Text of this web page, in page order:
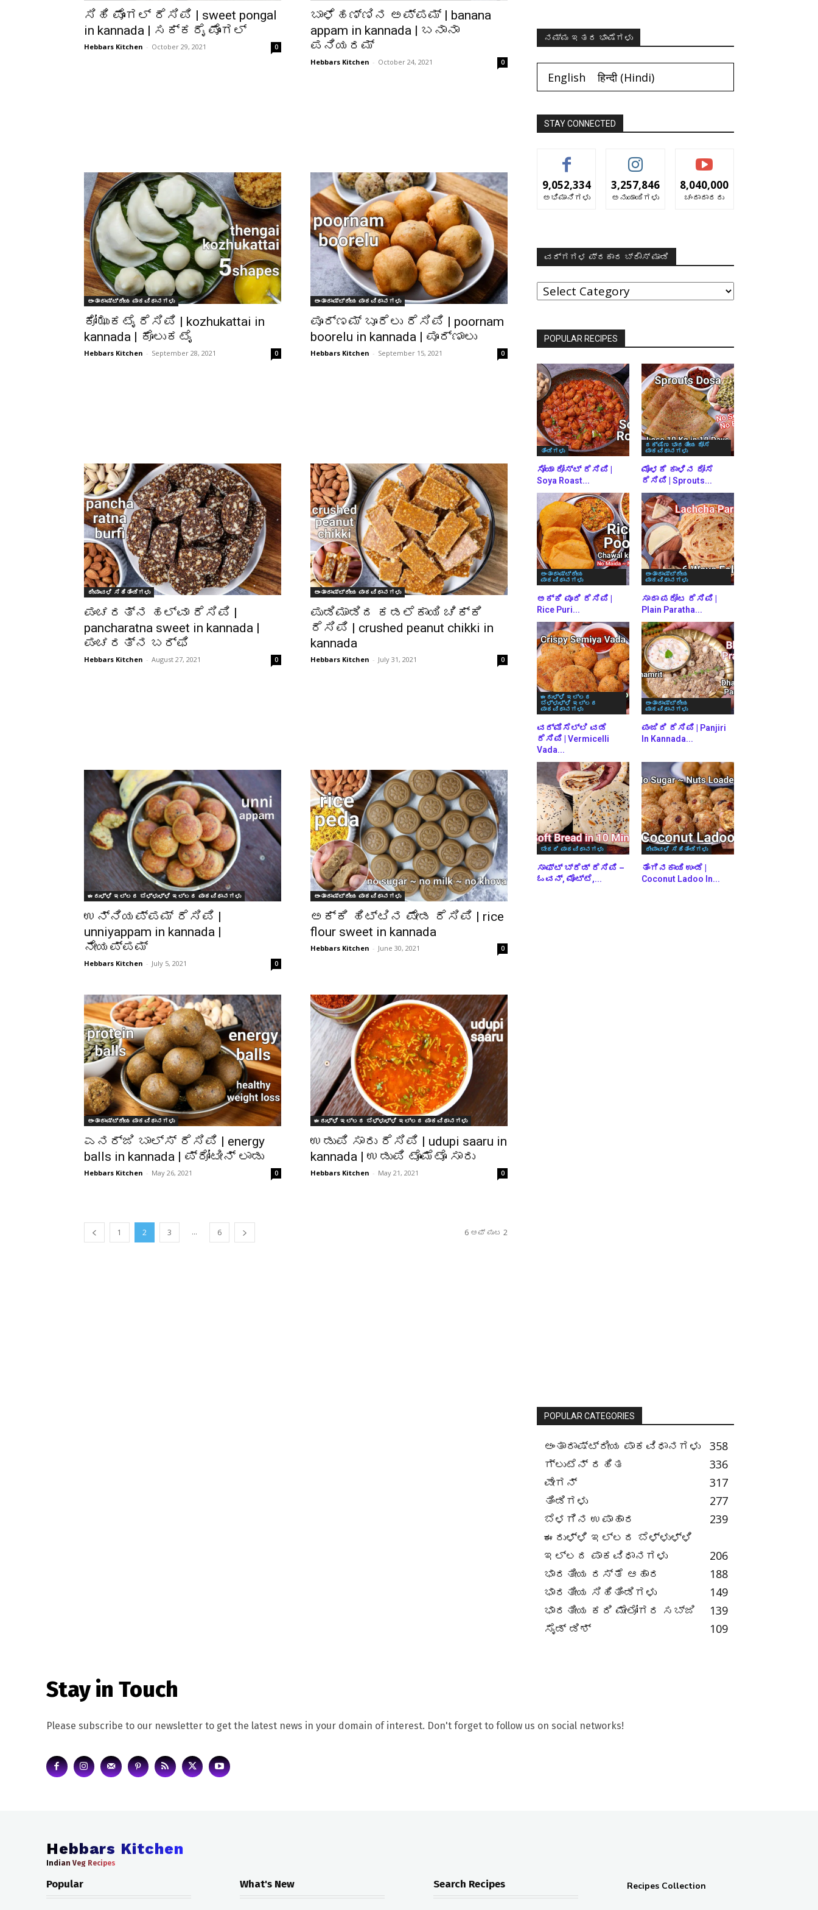
ಸಿಹಿ ಪೊಂಗಲ್ ರೆಸಿಪಿ | sweet pongal
in kannada | ಸಕ್ಕರೈ ಪೊಂಗಲ್
Hebbars Kitchen - October 29, 2021 0
ಬಾಳೆಹಣ್ಣಿನ ಅಪ್ಪಮ್ | banana
appam in kannada | ಬನಾನಾ
ಪನಿಯರಮ್
Hebbars Kitchen - October 24, 2021 0
ಅಂತಾರಾಷ್ಟ್ರೀಯ ಪಾಕವಿಧಾನಗಳು
ಕೋಝುಕಟೈ ರೆಸಿಪಿ | kozhukattai in
kannada | ಕೊಲುಕಟೈ
Hebbars Kitchen - September 28, 2021 0
ಅಂತಾರಾಷ್ಟ್ರೀಯ ಪಾಕವಿಧಾನಗಳು
ಪೂರ್ಣಮ್ ಬೂರೆಲು ರೆಸಿಪಿ | poornam
boorelu in kannada | ಪೂರ್ಣಾಲು
Hebbars Kitchen - September 15, 2021 0
ದೀಪಾವಳಿ ಸಿಹಿತಿಂಡಿಗಳು
ಪಂಚರತ್ನ ಹಲ್ವಾ ರೆಸಿಪಿ |
pancharatna sweet in kannada |
ಪಂಚರತ್ನ ಬರ್ಫಿ
Hebbars Kitchen - August 27, 2021 0
ಅಂತಾರಾಷ್ಟ್ರೀಯ ಪಾಕವಿಧಾನಗಳು
ಪುಡಿಮಾಡಿದ ಕಡಲೆಕಾಯಿ ಚಿಕ್ಕಿ
ರೆಸಿಪಿ | crushed peanut chikki in
kannada
Hebbars Kitchen - July 31, 2021 0
ಈರುಳ್ಳಿ ಇಲ್ಲದ ಬೆಳ್ಳುಳ್ಳಿ ಇಲ್ಲದ ಪಾಕವಿಧಾನಗಳು
ಉನ್ನಿಯಪ್ಪಮ್ ರೆಸಿಪಿ |
unniyappam in kannada |
ನೇಯಪ್ಪಮ್
Hebbars Kitchen - July 5, 2021 0
ಅಂತಾರಾಷ್ಟ್ರೀಯ ಪಾಕವಿಧಾನಗಳು
ಅಕ್ಕಿ ಹಿಟ್ಟಿನ ಪೇಡ ರೆಸಿಪಿ | rice
flour sweet in kannada
Hebbars Kitchen - June 30, 2021 0
ಅಂತಾರಾಷ್ಟ್ರೀಯ ಪಾಕವಿಧಾನಗಳು
ಎನರ್ಜಿ ಬಾಲ್ಸ್ ರೆಸಿಪಿ | energy
balls in kannada | ಪ್ರೋಟೀನ್ ಲಾಡು
Hebbars Kitchen - May 26, 2021 0
ಈರುಳ್ಳಿ ಇಲ್ಲದ ಬೆಳ್ಳುಳ್ಳಿ ಇಲ್ಲದ ಪಾಕವಿಧಾನಗಳು
ಉಡುಪಿ ಸಾರು ರೆಸಿಪಿ | udupi saaru in
kannada | ಉಡುಪಿ ಟೊಮೆಟೊ ಸಾರು
Hebbars Kitchen - May 21, 2021 0
1 2 3 ... 6 6 ಆಫ್ ಪುಟ 2
ನಮ್ಮ ಇತರ ಭಾಷೆಗಳು
English हिन्दी(Hindi)
STAY CONNECTED
9,052,334
ಅಭಿಮಾನಿಗಳು
3,257,846
ಅನುಯಾಯಿಗಳು
8,040,000
ಚಂದಾದಾರರು
ವರ್ಗಗಳ ಪ್ರಕಾರ ಬ್ರೌಸ್ ಮಾಡಿ
ವರ್ಗಗಳ
ಪ್ರಕಾರ
POPULAR RECIPES
ತಿಂಡಿಗಳು
ಸೋಯಾ ರೋಸ್ಟ್ ರೆಸಿಪಿ |
Soya Roast...
ದಕ್ಷಿಣ ಭಾರತೀಯ ದೋಸೆ
ಪಾಕವಿಧಾನಗಳು
ಮೊಳಕೆ ಕಾಳಿನ ದೋಸೆ
ರೆಸಿಪಿ | Sprouts...
ಅಂತಾರಾಷ್ಟ್ರೀಯ
ಪಾಕವಿಧಾನಗಳು
ಅಕ್ಕಿ ಪೂರಿ ರೆಸಿಪಿ |
Rice Puri...
ಅಂತಾರಾಷ್ಟ್ರೀಯ
ಪಾಕವಿಧಾನಗಳು
ಸಾದಾ ಪರೋಟ ರೆಸಿಪಿ |
Plain Paratha...
ಈರುಳ್ಳಿ ಇಲ್ಲದ
ಬೆಳ್ಳುಳ್ಳಿ ಇಲ್ಲದ
ಪಾಕವಿಧಾನಗಳು
ವರ್ಮಿಸೆಲ್ಲಿ ವಡೆ
ರೆಸಿಪಿ | Vermicelli
Vada...
ಅಂತಾರಾಷ್ಟ್ರೀಯ
ಪಾಕವಿಧಾನಗಳು
ಪಂಜಿರಿ ರೆಸಿಪಿ | Panjiri
In Kannada...
ಬೇಕರಿ ಪಾಕವಿಧಾನಗಳು
ಸಾಫ್ಟ್ ಬ್ರೆಡ್ ರೆಸಿಪಿ –
ಓವನ್, ಮೊಟ್ಟೆ,...
ದೀಪಾವಳಿ ಸಿಹಿತಿಂಡಿಗಳು
ತೆಂಗಿನಕಾಯಿ ಉಂಡೆ |
Coconut Ladoo In...
POPULAR CATEGORIES
ಅಂತಾರಾಷ್ಟ್ರೀಯ ಪಾಕವಿಧಾನಗಳು
358
ಗ್ಲುಟೆನ್ ರಹಿತ
336
ವೇಗನ್
317
ತಿಂಡಿಗಳು
277
ಬೆಳಗಿನ ಉಪಾಹಾರ
239
ಈರುಳ್ಳಿ ಇಲ್ಲದ ಬೆಳ್ಳುಳ್ಳಿ
ಇಲ್ಲದ ಪಾಕವಿಧಾನಗಳು
206
ಭಾರತೀಯ ರಸ್ತೆ ಆಹಾರ
188
ಭಾರತೀಯ ಸಿಹಿತಿಂಡಿಗಳು
149
ಭಾರತೀಯ ಕರಿ ಮೇಲೋಗರ ಸಬ್ಜಿ
139
ಸೈಡ್ ಡಿಶ್
109
Stay in Touch
Please subscribe to our newsletter to get the latest news in your domain of interest. Don't forget to follow us on social networks!
Hebbars Kitchen
Indian Veg Recipes
Popular What's New Search Recipes Recipes Collection